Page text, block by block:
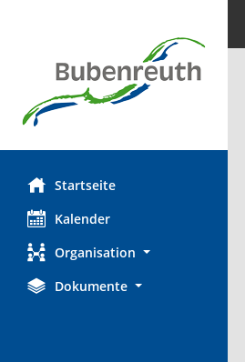
Startseite
Kalender
Organisation
Dokumente